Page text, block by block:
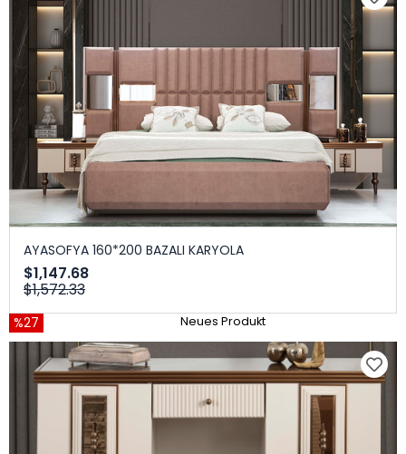
AYASOFYA 160*200 BAZALI KARYOLA
$1,147.68
$1,572.33
%27 Neues Produkt